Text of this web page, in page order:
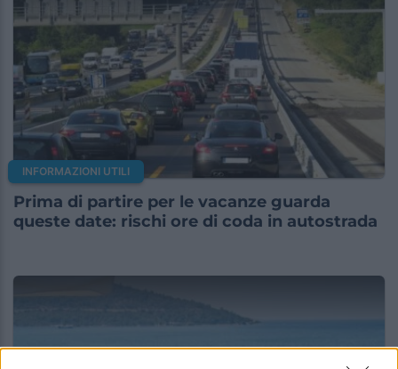
INFORMAZIONI UTILI
Prima di partire per le vacanze guarda
queste date: rischi ore di coda in autostrada